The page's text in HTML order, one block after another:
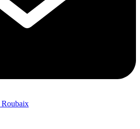
Roubaix